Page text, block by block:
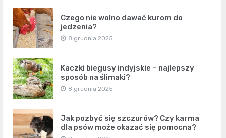
Czego nie wolno dawać kurom do
jedzenia?
8 grudnia 2025
Kaczki biegusy indyjskie – najlepszy
sposób na ślimaki?
8 grudnia 2025
Jak pozbyć się szczurów? Czy karma
dla psów może okazać się pomocna?